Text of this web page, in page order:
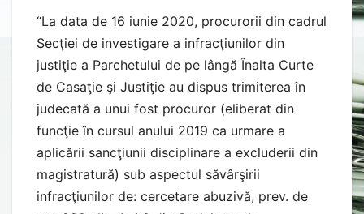
“La data de 16 iunie 2020, procurorii din cadrul
Secţiei de investigare a infracţiunilor din
justiţie a Parchetului de pe lângă Înalta Curte
de Casaţie şi Justiţie au dispus trimiterea în
judecată a unui fost procuror (eliberat din
funcţie în cursul anului 2019 ca urmare a
aplicării sancţiunii disciplinare a excluderii din
magistratură) sub aspectul săvârşirii
infracţiunilor de: cercetare abuzivă, prev. de